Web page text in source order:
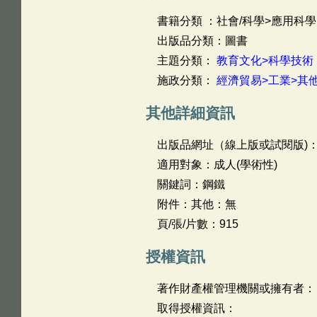
書籍分類 ：社會/科學>應用科學
出版品分類：圖書
主題分類： 教育文化>科學技術
施政分類： 經濟貿易>工業>其
其他詳細資訊
出版品網址（線上版或試閱版)：
適用對象：成人(學術性)
關鍵詞：鋼鐵
附件：其他：無
頁/張/片數：915
授權資訊
著作財產權管理機關或擁有者：
取得授權資訊：